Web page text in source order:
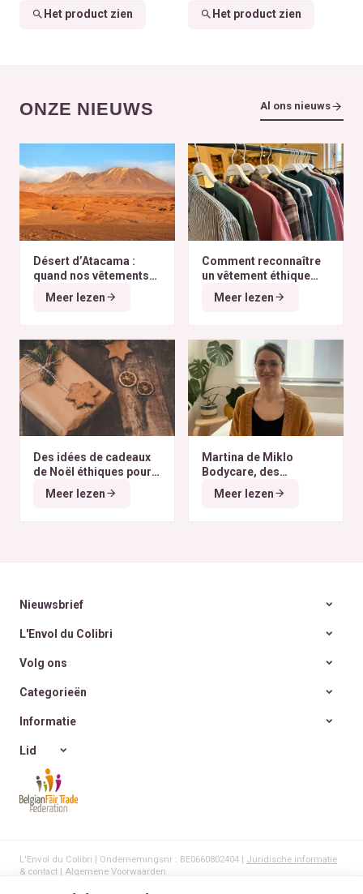
Het product zien
Het product zien
ONZE NIEUWS Al ons nieuws
Désert d’Atacama :
quand nos vêtements
finissent à l’autre bout
du monde
Meer lezen
Comment reconnaître
un vêtement éthique
selon nos critères ?
Meer lezen
Des idées de cadeaux
de Noël éthiques pour
tous les budgets
Meer lezen
Martina de Miklo
Bodycare, des
déodorants naturels et
zéro déchet
A la
Meer lezen
Nieuwsbrief
L'Envol du Colibri
Volg ons
Categorieën
Informatie
Lid
L'Envol du Colibri | Ondernemingsnr : BE0660802404 | Juridische informatie
& contact | Algemene Voorwaarden